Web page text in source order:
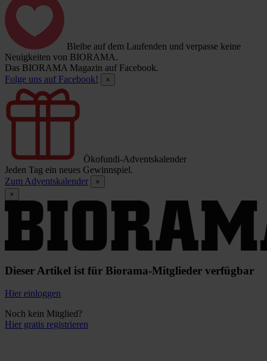
Bleibe auf dem Laufenden und verpasse keine
Neuigkeiten von BIORAMA.
Das BIORAMA Magazin auf Facebook.
Folge uns auf Facebook!
×
Ökofundi-Adventskalender
Jeden Tag ein neues Gewinnspiel.
Zum Adventskalender
×
×
Dieser Artikel ist für Biorama-Mitglieder verfügbar
Hier einloggen
Noch kein Mitglied?
Hier gratis registrieren